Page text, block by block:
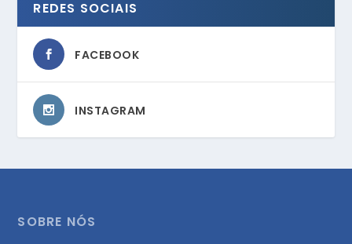
REDES SOCIAIS
FACEBOOK
INSTAGRAM
SOBRE NÓS